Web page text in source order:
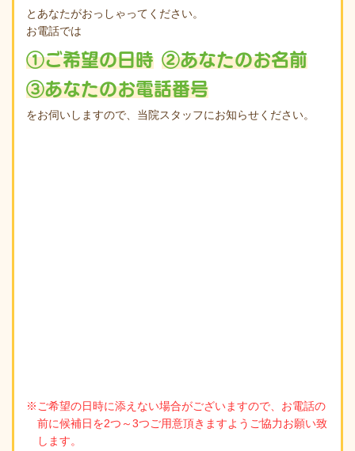
とあなたがおっしゃってください。
お電話では
①ご希望の日時 ②あなたのお名前
③あなたのお電話番号
をお伺いしますので、当院スタッフにお知らせください。
※ご希望の日時に添えない場合がございますので、お電話の
前に候補日を2つ～3つご用意頂きますようご協力お願い致
します。